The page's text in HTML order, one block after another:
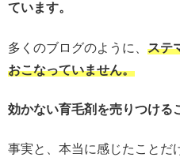
ています。
多くのブログのように、 ステ
おこなっていません。
効かない育毛剤を売りつける
事実と、本当に感じたことだ